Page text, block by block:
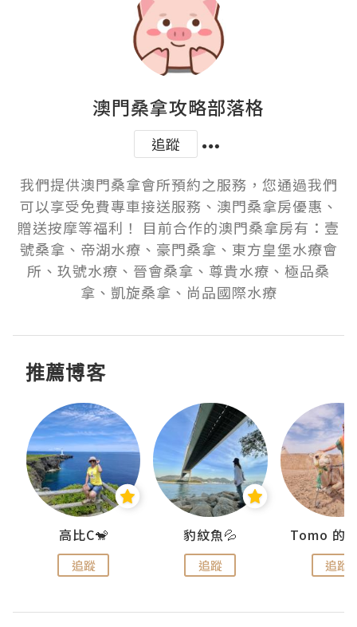
澳門桑拿攻略部落格
追蹤
我們提供澳門桑拿會所預約之服務，您通過我們
可以享受免費專車接送服務、澳門桑拿房優惠、
贈送按摩等福利！ 目前合作的澳門桑拿房有：壹
號桑拿、帝湖水療、豪門桑拿、東方皇堡水療會
所、玖號水療、晉會桑拿、尊貴水療、極品桑
拿、凱旋桑拿、尚品國際水療
推薦博客
高比C🐒
追蹤
豹紋魚💦
追蹤 追蹤